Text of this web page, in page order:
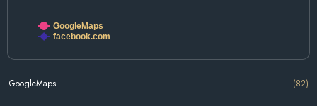
GoogleMaps
facebook.com
GoogleMaps (82)